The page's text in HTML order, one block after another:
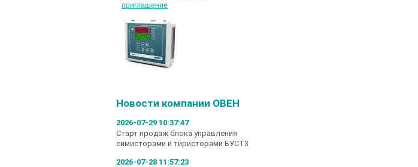
приглашение